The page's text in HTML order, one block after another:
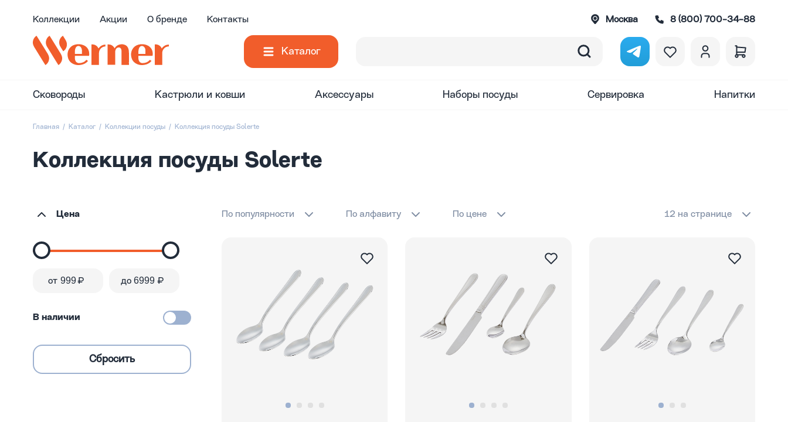
Коллекции Акции О бренде Контакты Москва 8 (800) 700-34-88
Каталог
Сковороды Кастрюли и ковши Аксессуары Наборы посуды Сервировка Напитки
Главная Каталог Коллекции посуды Коллекция посуды Solerte
Коллекция посуды Solerte
Цена
от ₽ до ₽
В наличии
По популярности По алфавиту По цене 12 на странице